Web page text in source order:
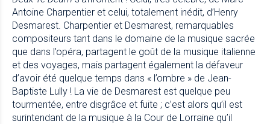
Antoine Charpentier et celui, totalement inédit, d’Henry
Desmarest. Charpentier et Desmarest, remarquables
compositeurs tant dans le domaine de la musique sacrée
que dans l’opéra, partagent le goût de la musique italienne
et des voyages, mais partagent également la défaveur
d’avoir été quelque temps dans « l’ombre » de Jean-
Baptiste Lully ! La vie de Desmarest est quelque peu
tourmentée, entre disgrâce et fuite ; c’est alors qu’il est
surintendant de la musique à la Cour de Lorraine qu’il